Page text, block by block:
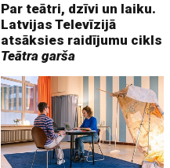
Par teātri, dzīvi un laiku.
Latvijas Televīzijā
atsāksies raidījumu cikls
Teātra garša